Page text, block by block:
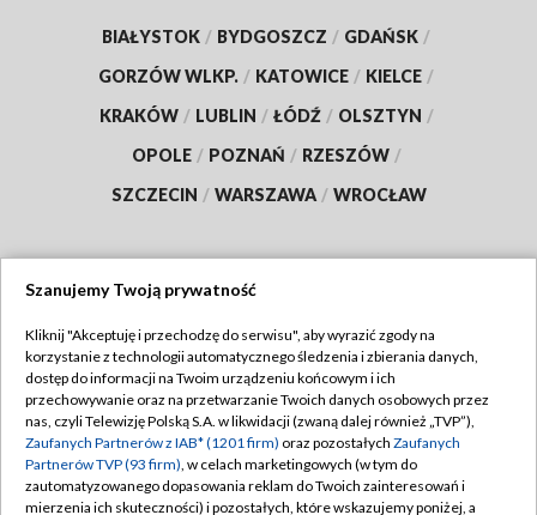
BIAŁYSTOK / BYDGOSZCZ / GDAŃSK /
GORZÓW WLKP. / KATOWICE / KIELCE /
KRAKÓW / LUBLIN / ŁÓDŹ / OLSZTYN /
OPOLE / POZNAŃ / RZESZÓW /
SZCZECIN / WARSZAWA / WROCŁAW
TVP
Abonament TVP
Emisja w TVP
Centrum informacji TVP
Regulamin TVP
Polityka prywatności
Moje zgody
Szanujemy Twoją prywatność
Kliknij "Akceptuję i przechodzę do serwisu", aby wyrazić zgody na
korzystanie z technologii automatycznego śledzenia i zbierania danych,
dostęp do informacji na Twoim urządzeniu końcowym i ich
przechowywanie oraz na przetwarzanie Twoich danych osobowych przez
nas, czyli Telewizję Polską S.A. w likwidacji (zwaną dalej również „TVP”),
Zaufanych Partnerów z IAB* (1201 firm) oraz pozostałych Zaufanych
Partnerów TVP (93 firm), w celach marketingowych (w tym do
zautomatyzowanego dopasowania reklam do Twoich zainteresowań i
mierzenia ich skuteczności) i pozostałych, które wskazujemy poniżej, a